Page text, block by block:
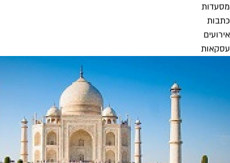
מסעדות
כתבות
אירועים
עסקאות